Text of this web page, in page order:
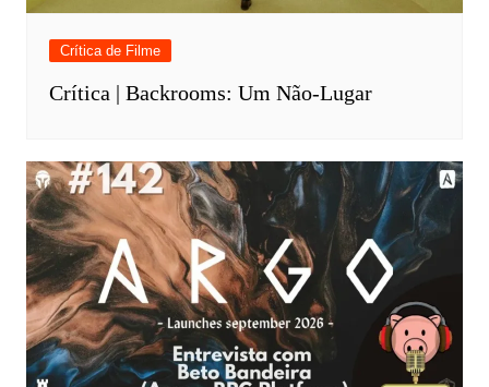
Crítica de Filme
Crítica | Backrooms: Um Não-Lugar